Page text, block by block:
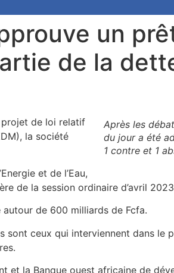
un
de la
Après les
du jour a été
1 contre et 1
projet de loi relatif
la société
et de l’Eau,
de la session ordinaire d’avril
de 600 milliards de Fcfa.
sont ceux qui interviennent dans le
et la Banque ouest africaine de